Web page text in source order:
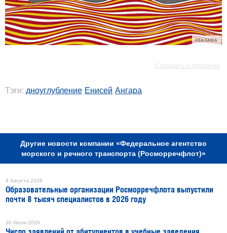
РЕКЛАМА
Сообщить о проблеме
Тэги: дноуглубление Енисей Ангара
Другие новости компании «Федеральное агентство
морского и речного транспорта (Росморречфлот)»
4 Августа 2026
Образовательные организации Росморречфлота выпустили
почти 8 тысяч специалистов в 2026 году
30 Июля 2026